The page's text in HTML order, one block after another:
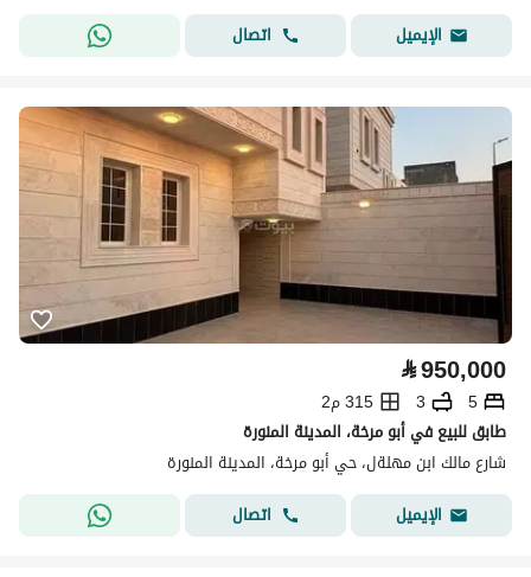
الإيميل
اتصال
⃁950,000
5
3
315 م2
طابق للبيع في أبو مرخة، المدينة المنورة
شارع مالك ابن مهلةل، حي أبو مرخة، المدينة المنورة
الإيميل
اتصال